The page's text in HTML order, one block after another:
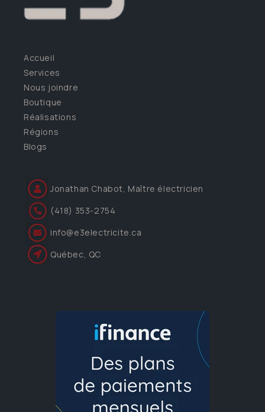
Accueil
Services
Nous joindre
Boutique
Réalisations
Régions
Blogs
Jonathan Chabot, Maître électricien
(418) 353-2754
info@e3electricite.ca
Québec, QC